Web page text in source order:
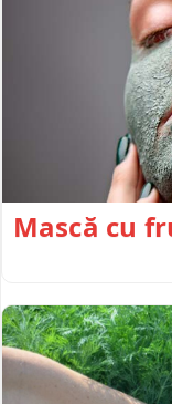
Mască cu